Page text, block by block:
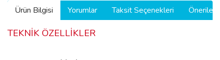
Ürün Bilgisi Yorumlar Taksit Seçenekleri
TEKNİK ÖZELLİKLER